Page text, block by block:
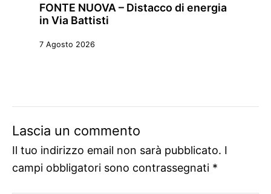
FONTE NUOVA – Distacco di energia
in Via Battisti
7 Agosto 2026
Lascia un commento
Il tuo indirizzo email non sarà pubblicato. I
campi obbligatori sono contrassegnati *